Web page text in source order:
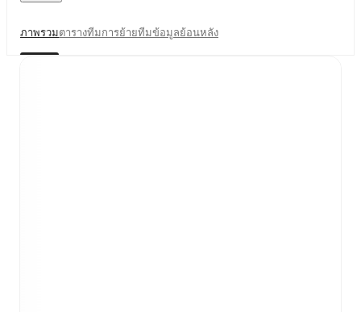
ภาพรวมตารางทีมการย้ายทีมข้อมูลย้อนหลัง